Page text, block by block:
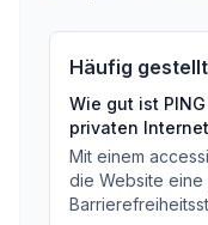
Häufig
Wie gut ist
privaten
Mit einem
die Website